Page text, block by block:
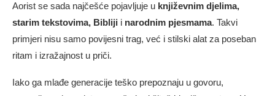
Aorist se sada najčešće pojavljuje u književnim djelima,
starim tekstovima, Bibliji i narodnim pjesmama. Takvi
primjeri nisu samo povijesni trag, već i stilski alat za poseban
ritam i izražajnost u priči.
Iako ga mlađe generacije teško prepoznaju u govoru,